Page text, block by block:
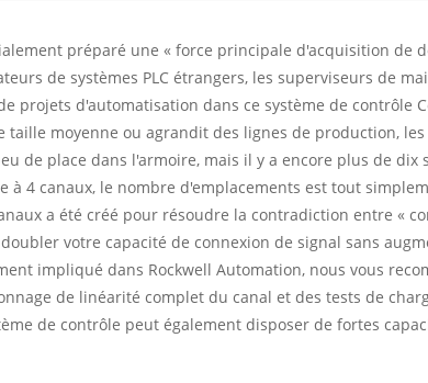
préparé une « force principale d'acquisition de
de systèmes PLC étrangers, les superviseurs de
projets d'automatisation dans ce système de contrôle
moyenne ou agrandit des lignes de production,
de place dans l'armoire, mais il y a encore plus de dix
à 4 canaux, le nombre d'emplacements est tout
a été créé pour résoudre la contradiction entre «
votre capacité de connexion de signal sans
impliqué dans Rockwell Automation, nous vous
de linéarité complet du canal et des tests de
de contrôle peut également disposer de fortes